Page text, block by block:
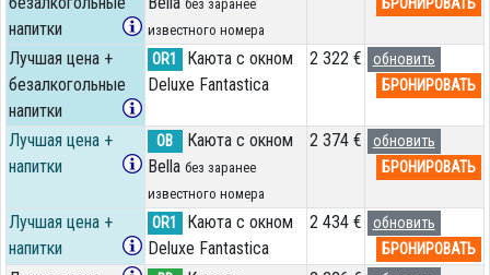
напитки
без заранее
известного номера
Лучшая цена +
безалкогольные
напитки
OR1
Каюта с окном
Deluxe Fantastica
2 322 €
обновить
БРОНИРОВАТЬ
Лучшая цена +
напитки
OB
Каюта с окном
Bella без заранее
известного номера
2 374 €
обновить
БРОНИРОВАТЬ
Лучшая цена +
напитки
OR1
Каюта с окном
Deluxe Fantastica
2 434 €
обновить
БРОНИРОВАТЬ